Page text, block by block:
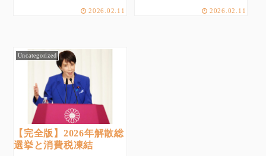
2026.02.11 2026.02.11
Uncategorized
【完全版】2026年解散総
選挙と消費税凍結